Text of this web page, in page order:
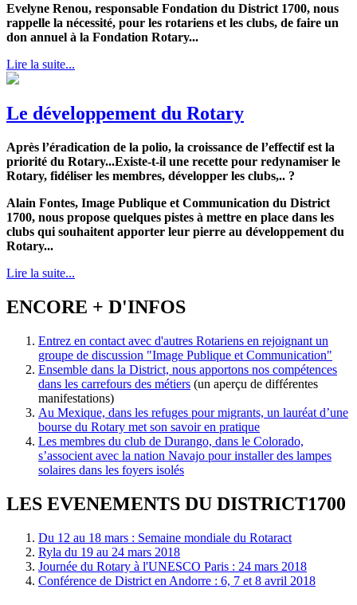
Evelyne Renou, responsable Fondation du District 1700, nous
rappelle la nécessité, pour les rotariens et les clubs, de faire un
don annuel à la Fondation Rotary...
Lire la suite...
Le développement du Rotary
Après l’éradication de la polio, la croissance de l’effectif est la
priorité du Rotary...Existe-t-il une recette pour redynamiser le
Rotary, fidéliser les membres, développer les clubs,.. ?
Alain Fontes, Image Publique et Communication du District
1700, nous propose quelques pistes à mettre en place dans les
clubs qui souhaitent apporter leur pierre au développement du
Rotary...
Lire la suite...
ENCORE + D'INFOS
Entrez en contact avec d'autres Rotariens en rejoignant un
groupe de discussion "Image Publique et Communication"
Ensemble dans la District, nous apportons nos compétences
dans les carrefours des métiers (un aperçu de différentes
manifestations)
Au Mexique, dans les refuges pour migrants, un lauréat d’une
bourse du Rotary met son savoir en pratique
Les membres du club de Durango, dans le Colorado,
s’associent avec la nation Navajo pour installer des lampes
solaires dans les foyers isolés
LES EVENEMENTS DU DISTRICT1700
Du 12 au 18 mars : Semaine mondiale du Rotaract
Ryla du 19 au 24 mars 2018
Journée du Rotary à l'UNESCO Paris : 24 mars 2018
Conférence de District en Andorre : 6, 7 et 8 avril 2018